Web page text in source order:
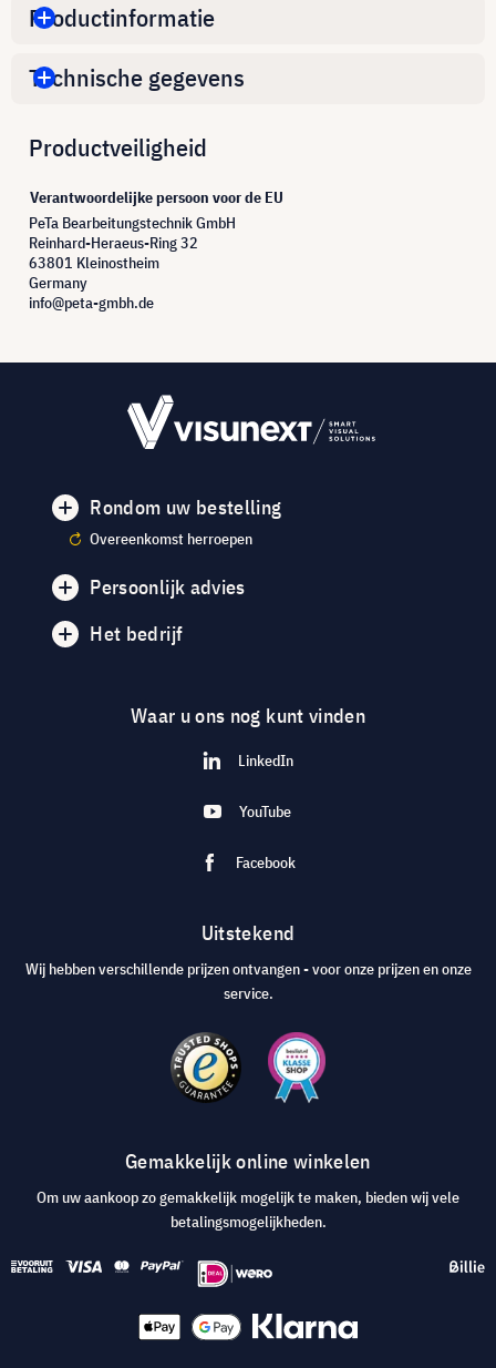
Productinformatie
Technische gegevens
Productveiligheid
Verantwoordelijke persoon voor de EU
PeTa Bearbeitungstechnik GmbH
Reinhard-Heraeus-Ring 32
63801 Kleinostheim
Germany
info@peta-gmbh.de
Rondom uw bestelling
Overeenkomst herroepen
Persoonlijk advies
Het bedrijf
Waar u ons nog kunt vinden
LinkedIn
YouTube
Facebook
Uitstekend
Wij hebben verschillende prijzen ontvangen - voor onze prijzen en onze
service.
Gemakkelijk online winkelen
Om uw aankoop zo gemakkelijk mogelijk te maken, bieden wij vele
betalingsmogelijkheden.